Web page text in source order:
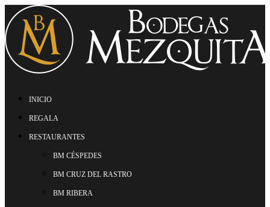
INICIO
REGALA
RESTAURANTES
BM CÉSPEDES
BM CRUZ DEL RASTRO
BM RIBERA